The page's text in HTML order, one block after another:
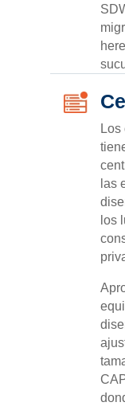
las
los